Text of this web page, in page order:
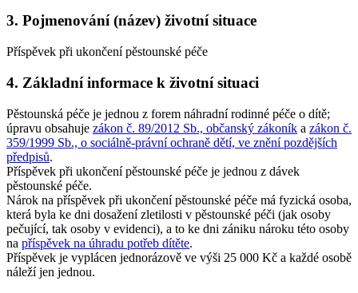
3. Pojmenování (název) životní situace
Příspěvek při ukončení pěstounské péče
4. Základní informace k životní situaci
Pěstounská péče je jednou z forem náhradní rodinné péče o dítě;
úpravu obsahuje zákon č. 89/2012 Sb., občanský zákoník a zákon č.
359/1999 Sb., o sociálně-právní ochraně dětí, ve znění pozdějších
předpisů.
Příspěvek při ukončení pěstounské péče je jednou z dávek
pěstounské péče.
Nárok na příspěvek při ukončení pěstounské péče má fyzická osoba,
která byla ke dni dosažení zletilosti v pěstounské péči (jak osoby
pečující, tak osoby v evidenci), a to ke dni zániku nároku této osoby
na příspěvek na úhradu potřeb dítěte.
Příspěvek je vyplácen jednorázově ve výši 25 000 Kč a každé osobě
náleží jen jednou.